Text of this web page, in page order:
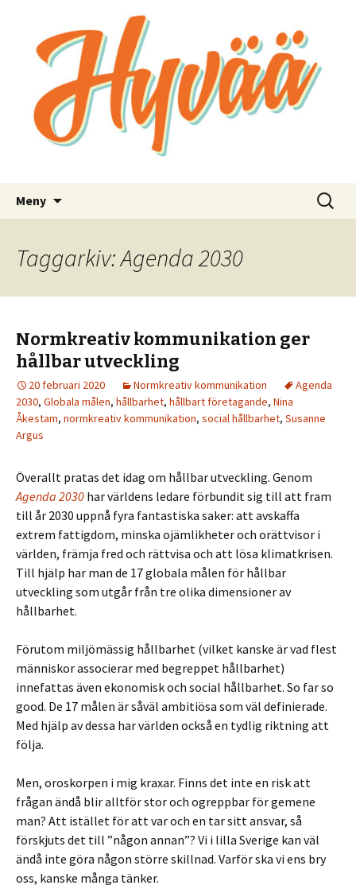
Hyvää
Bra kommunikation för bra saker
Meny
Sök
efter:
Taggarkiv: Agenda 2030
Normkreativ kommunikation ger
hållbar utveckling
20 februari 2020 Normkreativ kommunikation
Agenda
2030, Globala målen, hållbarhet, hållbart företagande, Nina
Åkestam, normkreativ kommunikation, social hållbarhet, Susanne
Argus
Överallt pratas det idag om hållbar utveckling. Genom
Agenda 2030 har världens ledare förbundit sig till att fram
till år 2030 uppnå fyra fantastiska saker: att avskaffa
extrem fattigdom, minska ojämlikheter och orättvisor i
världen, främja fred och rättvisa och att lösa klimatkrisen.
Till hjälp har man de 17 globala målen för hållbar
utveckling som utgår från tre olika dimensioner av
hållbarhet.
Förutom miljömässig hållbarhet (vilket kanske är vad flest
människor associerar med begreppet hållbarhet)
innefattas även ekonomisk och social hållbarhet. So far so
good. De 17 målen är såväl ambitiösa som väl definierade.
Med hjälp av dessa har världen också en tydlig riktning att
följa.
Men, oroskorpen i mig kraxar. Finns det inte en risk att
frågan ändå blir alltför stor och ogreppbar för gemene
man? Att istället för att var och en tar sitt ansvar, så
förskjuts det till ”någon annan”? Vi i lilla Sverige kan väl
ändå inte göra någon större skillnad. Varför ska vi ens bry
oss, kanske många tänker.